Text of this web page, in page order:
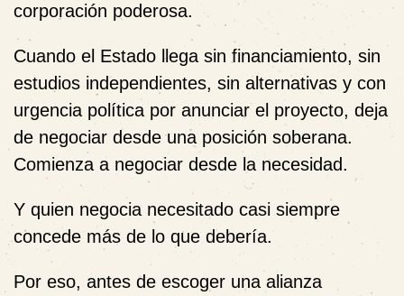
corporación poderosa.
Cuando el Estado llega sin financiamiento, sin
estudios independientes, sin alternativas y con
urgencia política por anunciar el proyecto, deja
de negociar desde una posición soberana.
Comienza a negociar desde la necesidad.
Y quien negocia necesitado casi siempre
concede más de lo que debería.
Por eso, antes de escoger una alianza